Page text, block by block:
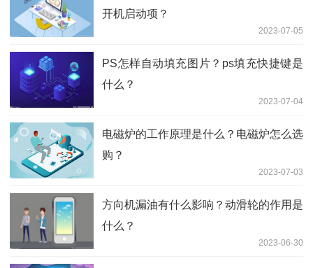
开机启动项？
2023-07-05
PS怎样自动填充图片？ps填充快捷键是
什么？
2023-07-04
电磁炉的工作原理是什么？电磁炉怎么选
购？
2023-07-03
方向机漏油有什么影响？动滑轮的作用是
什么？
2023-06-30